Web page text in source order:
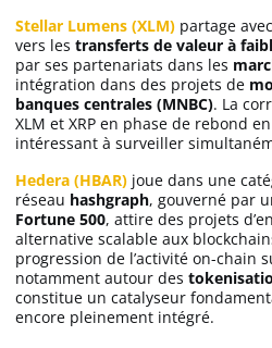
Stellar Lumens (XLM) partage
vers les transferts de valeur à
par ses partenariats dans les
intégration dans des projets de
banques centrales (MNBC). La
XLM et XRP en phase de rebond
intéressant à surveiller
Hedera (HBAR) joue dans une
réseau hashgraph, gouverné par
Fortune 500, attire des projets
alternative scalable aux
progression de l’activité on-chain
notamment autour des
constitue un catalyseur
encore pleinement intégré.